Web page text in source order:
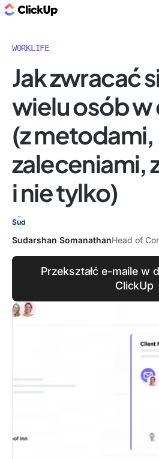
WORKLIFE
Jak zwracać
wielu osób
(z metodami,
zaleceniami,
i nie tylko)
Sudarshan SomanathanHead of
Przekształć e-maile w
ClickUp